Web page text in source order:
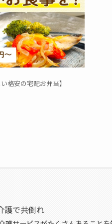
格安の宅配お弁当】
護で共倒れ